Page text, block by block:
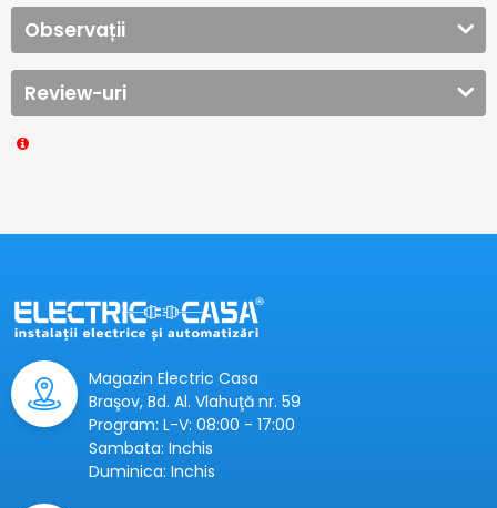
Observații
Review-uri
Magazin Electric Casa
Braşov, Bd. Al. Vlahuţă nr. 59
Program: L-V: 08:00 - 17:00
Sambata: Inchis
Duminica: Inchis